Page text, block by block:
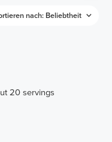
nach: Beliebtheit
20 servings